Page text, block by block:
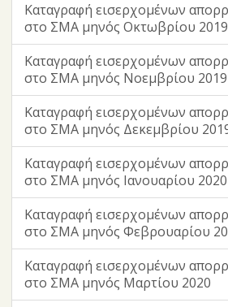
Καταγραφή εισερχομένων
στο ΣΜΑ μηνός Οκτωβρίου 2019
Καταγραφή εισερχομένων
στο ΣΜΑ μηνός Νοεμβρίου 2019
Καταγραφή εισερχομένων
στο ΣΜΑ μηνός Δεκεμβρίου
Καταγραφή εισερχομένων
στο ΣΜΑ μηνός Ιανουαρίου 2020
Καταγραφή εισερχομένων
στο ΣΜΑ μηνός Φεβρουαρίου
Καταγραφή εισερχομένων
στο ΣΜΑ μηνός Μαρτίου 2020